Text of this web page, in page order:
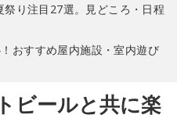
祭り注目27選。見どころ・日程
おすすめ屋内施設・室内遊び
ビールと共に楽